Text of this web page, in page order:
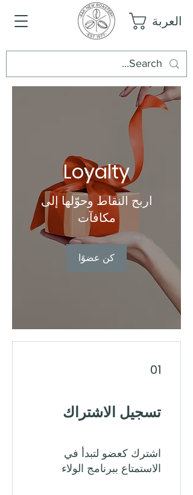
العربة
Loyalty
اربح النقاط وحوّلها إلى
مكافآت
كن عضوًا
01
تسجيل الاشتراك
اشترك كعضو لتبدأ في
الاستمتاع ببرنامج الولاء